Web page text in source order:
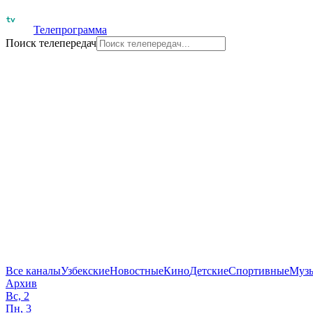
Телепрограмма
Поиск телепередач
Все каналыУзбекскиеНовостныеКиноДетскиеСпортивные
Архив
Вс, 2
Пн, 3